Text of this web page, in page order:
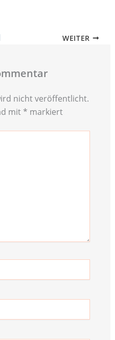
WEITER
nicht veröffentlicht.
mit * markiert